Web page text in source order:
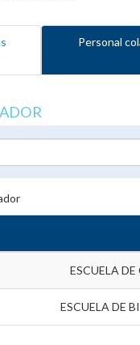
Personal
ESCUELA
ESCUELA DE